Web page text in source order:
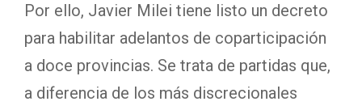
Por ello, Javier Milei tiene listo un decreto
para habilitar adelantos de coparticipación
a doce provincias. Se trata de partidas que,
a diferencia de los más discrecionales